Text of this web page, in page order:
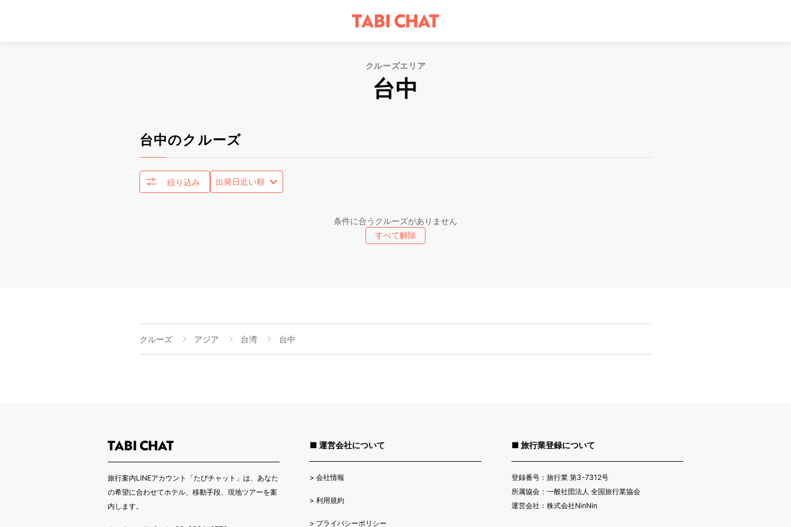
クルーズエリア
台中
台中のクルーズ
絞り込み
条件に合うクルーズがありません
すべて解除
クルーズ アジア 台湾 台中
旅行案内LINEアカウント「たびチャット」は、あなた
の希望に合わせてホテル、移動手段、現地ツアーを案
内します。
■ 運営会社について
> 会社情報
> 利用規約
> プライバシーポリシー
■ 旅行業登録について
登録番号：旅行業 第3-7312号
所属協会：一般社団法人 全国旅行業協会
運営会社：株式会社NinNin